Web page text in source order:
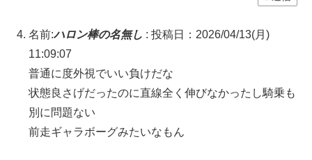
名前:ハロン棒の名無し : 投稿日：2026/04/13(月)
11:09:07
普通に度外視でいい負けだな
状態良さげだったのに直線全く伸びなかったし騎乗も
別に問題ない
前走ギャラボーグみたいなもん